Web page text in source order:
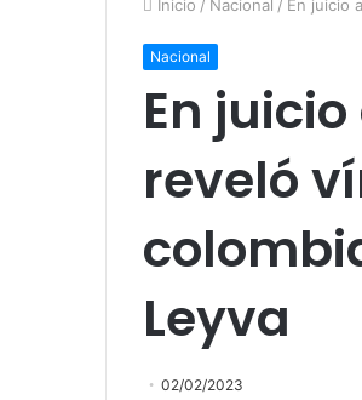
Inicio / Nacional / En juicio
Nacional
En
reveló
Leyva
02/02/2023